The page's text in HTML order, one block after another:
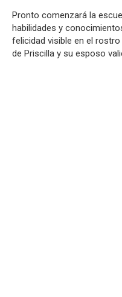
Pronto comenzará la
habilidades y
felicidad visible en el
de Priscilla y su esposo